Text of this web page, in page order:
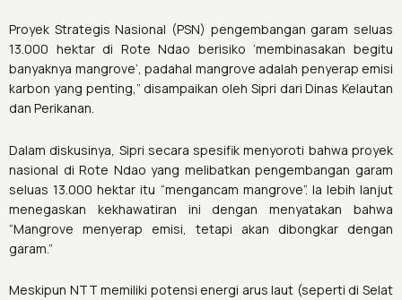
Proyek Strategis Nasional (PSN) pengembangan garam seluas
13.000 hektar di Rote Ndao berisiko ‘membinasakan begitu
banyaknya mangrove’, padahal mangrove adalah penyerap emisi
karbon yang penting,” disampaikan oleh Sipri dari Dinas Kelautan
dan Perikanan.
Dalam diskusinya, Sipri secara spesifik menyoroti bahwa proyek
nasional di Rote Ndao yang melibatkan pengembangan garam
seluas 13.000 hektar itu “mengancam mangrove”. Ia lebih lanjut
menegaskan kekhawatiran ini dengan menyatakan bahwa
“Mangrove menyerap emisi, tetapi akan dibongkar dengan
garam.”
Meskipun NTT memiliki potensi energi arus laut (seperti di Selat